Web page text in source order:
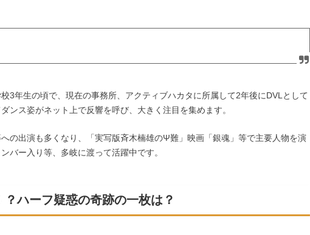
3年生の頃で、現在の事務所、アクティブハカタに所属して2年後にDVLとして
ンス姿がネット上で反響を呼び、大きく注目を集めます。
の出演も多くなり、「実写版斉木楠雄のΨ難」映画「銀魂」等で主要人物を演
バー入り等、多岐に渡って活躍中です。
ハーフ疑惑の奇跡の一枚は？